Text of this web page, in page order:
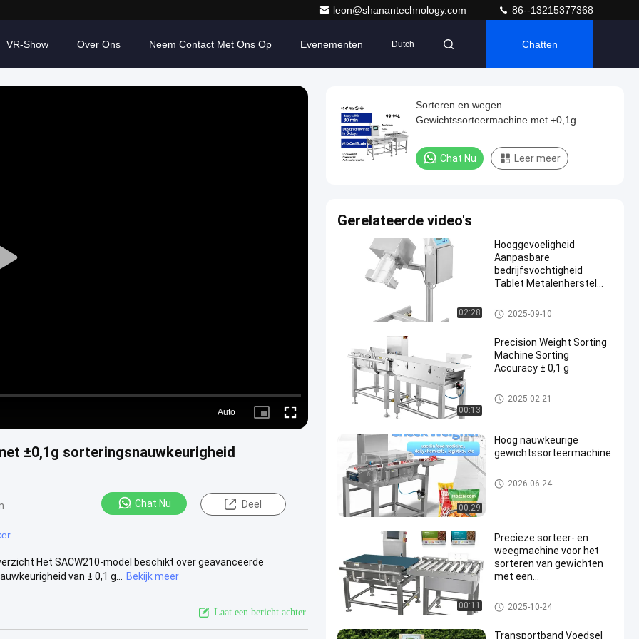
leon@shanantechnology.com 86--13215377368
VR-Show Over Ons Neem Contact Met Ons Op Evenementen Dutch Chatten
Play
Auto
Picture- Fullscreen
±0,1g sorteringsnauwkeurigheid
Chat Nu Deel
Het SACW210-model beschikt over geavanceerde
van ± 0,1 g...
Bekijk meer
Laat een bericht achter.
Sorteren en wegen
Gewichtssorteermachine met ±0,1g
Chat Nu Leer meer
Gerelateerde video's
02:28
Hooggevoeligheid
Aanpasbare
bedrijfsvochtigheid
Tablet Metalenherstel
de separator van het tabletmet
aal
2025-09-10
00:13
Precision Weight Sorting
Machine Sorting
Accuracy ± 0,1 g
gewichtssorteermachine
2025-02-21
00:29
Hoog nauwkeurige
gewichtssorteermachine
gewichtssorteermachine
2026-06-24
00:11
Precieze sorteer- en
weegmachine voor het
sorteren van gewichten
met een
van ± 0,1 g
gewichtssorteermachine
2025-10-24
Transportband Voedsel